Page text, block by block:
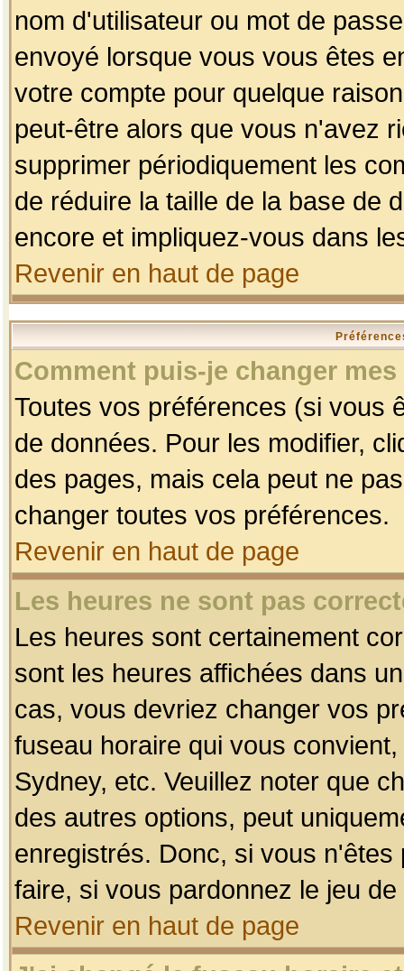
nom d'utilisateur ou mot de
envoyé lorsque vous vous êtes
votre compte pour quelque
peut-être alors que vous n'avez
supprimer périodiquement les
de réduire la taille de la base de
encore et impliquez-vous dans
Revenir en haut de page
Comment puis-je changer
Toutes vos préférences (si vous
de données. Pour les modifier,
des pages, mais cela peut ne
changer toutes vos préférences.
Revenir en haut de page
Les heures ne sont pas
Les heures sont certainement
sont les heures affichées dans
cas, vous devriez changer vos
fuseau horaire qui vous
Sydney, etc. Veuillez noter que
des autres options, peut
enregistrés. Donc, si vous
faire, si vous pardonnez le jeu
Revenir en haut de page